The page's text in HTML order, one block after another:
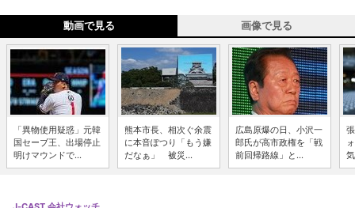
動画で見る 画像で見る
「異物使用疑惑」元韓
国セーブ王、出場停止
明けマウンドで...
熊本市長、相次ぐ余震
に本音ぽつり「もう嫌
だなぁ」 被災...
広島原爆の日、小沢一
郎氏が高市政権を「戦
前回帰路線」と...